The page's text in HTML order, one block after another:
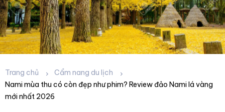
đảo Nami lá vàng mới nhất 2026
02/06/2026
Trang chủ
Cẩm nang du lịch
Nami mùa thu có còn đẹp như phim? Review đảo Nami lá vàng
mới nhất 2026